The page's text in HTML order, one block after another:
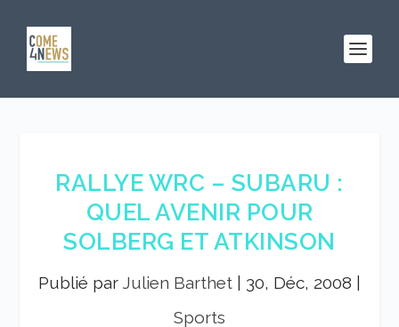
RALLYE WRC – SUBARU :
QUEL AVENIR POUR
SOLBERG ET ATKINSON
Publié par Julien Barthet 30, Déc, 2008
Sports